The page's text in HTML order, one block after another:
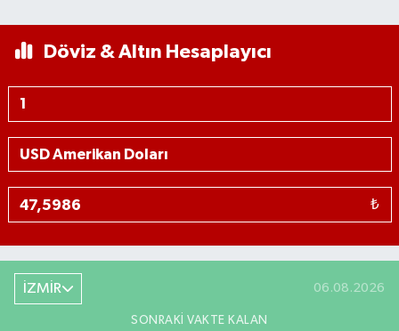
Döviz & Altın Hesaplayıcı
₺
İZMİR 06.08.2026
SONRAKI VAKTE KALAN